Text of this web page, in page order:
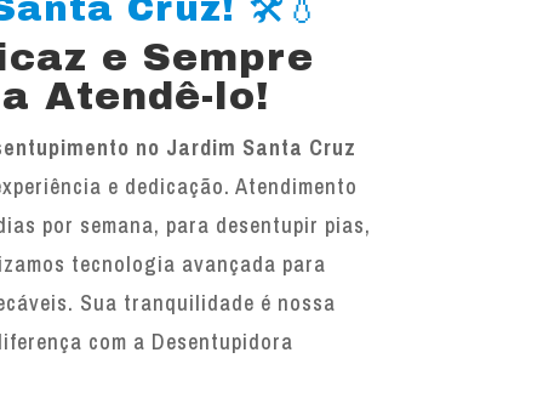
Cruz! 🛠️💧
e Sempre
Atendê-lo!
no Jardim Santa Cruz
e dedicação. Atendimento
por semana, para desentupir pias,
tecnologia avançada para
Sua tranquilidade é nossa
com a Desentupidora